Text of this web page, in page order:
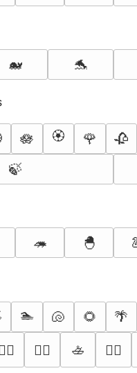
🐋 🐬
🪷 🏵️ 🌹 🥀
🍃
🦔 🐣
🏊 🐚 🌻 🌴
🏄‍♀️ 🚣 🚣‍♂️